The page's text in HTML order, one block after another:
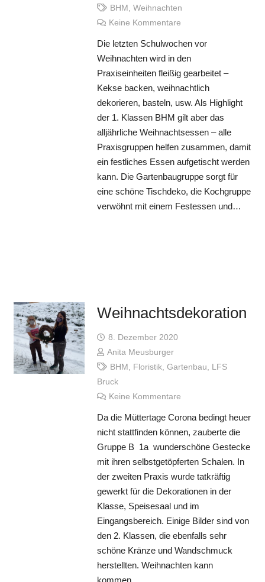
BHM Weihnachten
Keine Kommentare
Die letzten Schulwochen vor
Weihnachten wird in den
Praxiseinheiten fleißig gearbeitet –
Kekse backen, weihnachtlich
dekorieren, basteln, usw. Als Highlight
der 1. Klassen BHM gilt aber das
alljährliche Weihnachtsessen – alle
Praxisgruppen helfen zusammen, damit
ein festliches Essen aufgetischt werden
kann. Die Gartenbaugruppe sorgt für
eine schöne Tischdeko, die Kochgruppe
verwöhnt mit einem Festessen und…
Weihnachtsdekoration
8. Dezember 2020
Anita Meusburger
BHM
Floristik, Gartenbau
LFS
Bruck
Keine Kommentare
Da die Müttertage Corona bedingt heuer
nicht stattfinden können, zauberte die
Gruppe B 1a wunderschöne Gestecke
mit ihren selbstgetöpferten Schalen. In
der zweiten Praxis wurde tatkräftig
gewerkt für die Dekorationen in der
Klasse, Speisesaal und im
Eingangsbereich. Einige Bilder sind von
den 2. Klassen, die ebenfalls sehr
schöne Kränze und Wandschmuck
herstellten. Weihnachten kann
kommen…….